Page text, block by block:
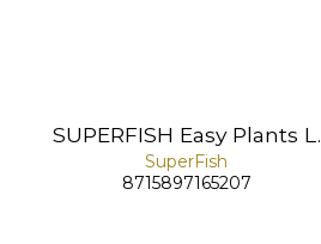
SUPERFISH Easy Plants L.
SuperFish
8715897165207